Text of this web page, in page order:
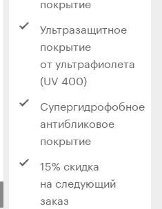
Ультразащитное
покрытие
от ультрафиолета
(UV 400)
Супергидрофобное
антибликовое
покрытие
15% скидка
на следующий
заказ